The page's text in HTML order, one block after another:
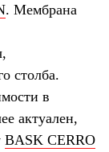
. Мембрана
столба.
в
актуален,
BASK CERRO